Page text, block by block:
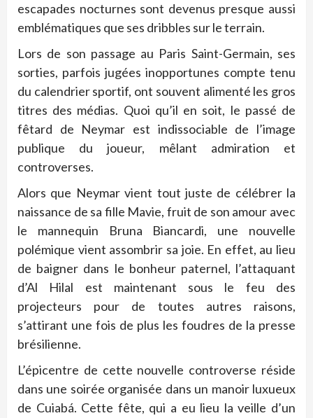
escapades nocturnes sont devenus presque aussi
emblématiques que ses dribbles sur le terrain.
Lors de son passage au Paris Saint-Germain, ses
sorties, parfois jugées inopportunes compte tenu
du calendrier sportif, ont souvent alimenté les gros
titres des médias. Quoi qu’il en soit, le passé de
fêtard de Neymar est indissociable de l’image
publique du joueur, mêlant admiration et
controverses.
Alors que Neymar vient tout juste de célébrer la
naissance de sa fille Mavie, fruit de son amour avec
le mannequin Bruna Biancardi, une nouvelle
polémique vient assombrir sa joie. En effet, au lieu
de baigner dans le bonheur paternel, l’attaquant
d’Al Hilal est maintenant sous le feu des
projecteurs pour de toutes autres raisons,
s’attirant une fois de plus les foudres de la presse
brésilienne.
L’épicentre de cette nouvelle controverse réside
dans une soirée organisée dans un manoir luxueux
de Cuiabá. Cette fête, qui a eu lieu la veille d’un